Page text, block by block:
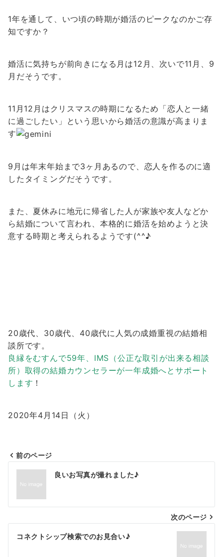
1年を通して、いつ頃の時期が婚活のピークなのかご存
知ですか？
婚活に気持ちが前向きになる月は12月、次いで11月、9
月だそうです。
11月12月はクリスマスの時期になるため「恋人と一緒
に過ごしたい」という思いから婚活の意識が高まりま
す
9月は年末年始まで3ヶ月あるので、恋人を作るのに適
したタイミングだそうです。
また、夏休みに地元に帰省した人が家族や友人などか
ら結婚について言われ、本格的に婚活を始めようと決
意する時期と考えられるようです(^^♪
20歳代、30歳代、40歳代に人気の成婚重視の結婚相
談所です。
良縁をむすんで59年、IMS（公正な取引が出来る相談
所）取得の結婚カウンセラーが一年成婚へとサポート
します ！
2020年4月14日（火）
投
ナ
ビ
ゲ
前のページ
良いお写真が撮れました♪
次のページ
コネクトシップ検索でのお見合い♪